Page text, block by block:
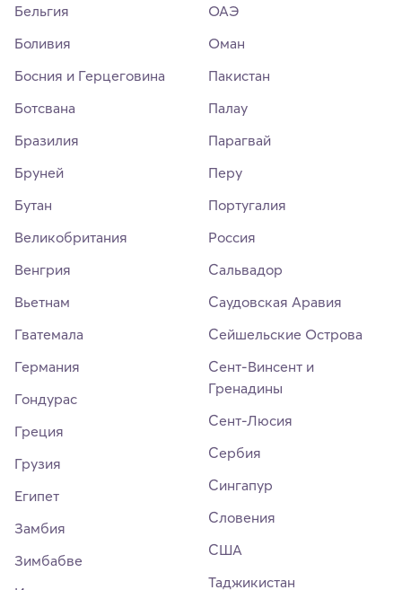
Бельгия
Боливия
Босния и Герцеговина
Ботсвана
Бразилия
Бруней
Бутан
Великобритания
Венгрия
Вьетнам
Гватемала
Германия
Гондурас
Греция
Грузия
Египет
Замбия
Зимбабве
ОАЭ
Оман
Пакистан
Палау
Парагвай
Перу
Португалия
Россия
Сальвадор
Саудовская Аравия
Сейшельские Острова
Сент-Винсент и
Гренадины
Сент-Люсия
Сербия
Сингапур
Словения
США
Таджикистан